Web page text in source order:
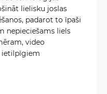
lielisku joslas
padarot to īpaši
nepieciešams liels
video
ietilpīgiem